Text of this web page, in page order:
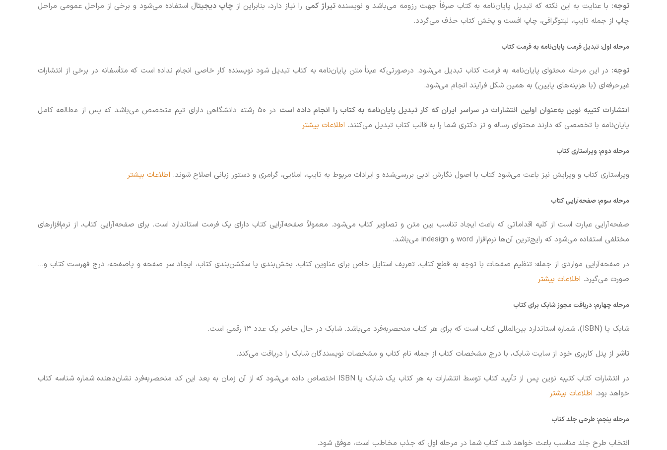
توجه: با عنایت به این نکته که تبدیل پایان‌نامه به کتاب صرفاً جهت رزومه می‌باشد و نویسندهتیراژ کمی را نیاز دارد، بنابراین از چاپ دیجیتال استفاده می‌شود و برخی از مراحل عمومی مراحل
چاپ از جمله تایپ، لیتوگرافی، چاپ افست و پخش کتاب حذف می‌گردد.
مرحله اول: تبدیل فرمت پایان‌نامه به فرمت کتاب
توجه: در این مرحله محتوای پایان‌نامه به فرمت کتاب تبدیل می‌شود. درصورتی‌که عیناً متن پایان‌نامه به کتاب تبدیل شود نویسنده کار خاصی انجام نداده است که متأسفانه در برخی از انتشارات
غیرحرفه‌ای (با هزینه‌های پایین) به همین شکل فرآیند انجام می‌شود.
انتشارات کتیبه نوین به‌عنوان اولین انتشارات در سراسر ایران که کار تبدیل پایان‌نامه به کتاب را انجام داده است
در ۵۰ رشته دانشگاهی دارای تیم متخصص می‌باشد که پس از مطالعه کامل
پایان‌نامه با تخصصی که دارند محتوای رساله و تز دکتری شما را به قالب کتاب تبدیل می‌کنند. اطلاعات بیشتر
مرحله دوم: ویراستاری کتاب
ویراستاری کتاب و ویرایش نیز باعث می‌شود کتاب با اصول نگارش ادبی بررسی‌شده و ایرادات مربوط به تایپ، املایی، گرامری و دستور زبانی اصلاح شوند. اطلاعات بیشتر
مرحله سوم: صفحه‌آرایی کتاب
صفحه‌آرایی عبارت است از کلیه اقداماتی که باعث ایجاد تناسب بین متن و تصاویر کتاب می‌شود. معمولاً صفحه‌آرایی کتاب دارای یک فرمت استاندارد است. برای صفحه‌آرایی کتاب، از نرم‌افزارهای
مختلفی استفاده می‌شود که رایج‌ترین آن‌ها نرم‌افزار word و indesign می‌باشد.
در صفحه‌آرایی مواردی از جمله: تنظیم صفحات با توجه به قطع کتاب، تعریف استایل خاص برای عناوین کتاب، بخش‌بندی یا سکشن‌بندی کتاب، ایجاد سر صفحه و پاصفحه، درج فهرست کتاب و…
صورت می‌گیرد. اطلاعات بیشتر
مرحله چهارم: دریافت مجوز شابک برای کتاب
شابک یا (ISBN)، شماره استاندارد بین‌المللی کتاب است که برای هر کتاب منحصربه‌فرد می‌باشد. شابک در حال حاضر یک عدد ۱۳ رقمی است.
ناشر از پنل کاربری خود از سایت شابک، با درج مشخصات کتاب از جمله نام کتاب و مشخصات نویسندگان شابک را دریافت می‌کند.
در انتشارات کتاب کتیبه نوین پس از تأیید کتاب توسط انتشارات به هر کتاب یک شابک یا ISBN اختصاص داده می‌شود که از آن زمان به بعد این کد منحصربه‌فرد نشان‌دهنده شماره شناسه کتاب
خواهد بود. اطلاعات بیشتر
مرحله پنجم: طرحی جلد کتاب
انتخاب طرح جلد مناسب باعث خواهد شد کتاب شما در مرحله اول که جذب مخاطب است، موفق شود.